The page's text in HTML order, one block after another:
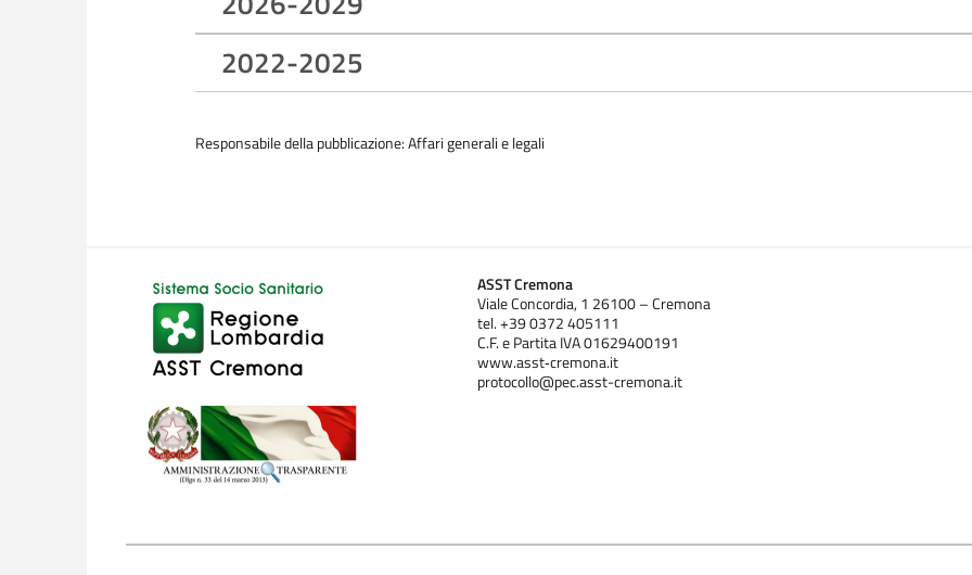
2022-2025
Responsabile della pubblicazione: Affari generali e legali
ASST Cremona
Viale Concordia, 1 26100 – Cremona
tel. +39 0372 405111
C.F. e Partita IVA 01629400191
www.asst‐cremona.it
protocollo@pec.asst-cremona.it